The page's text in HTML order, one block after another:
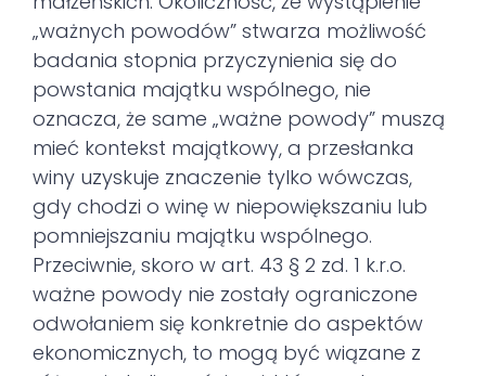
„ważnych powodów” stwarza możliwość
badania stopnia przyczynienia się do
powstania majątku wspólnego, nie
oznacza, że same „ważne powody” muszą
mieć kontekst majątkowy, a przesłanka
winy uzyskuje znaczenie tylko wówczas,
gdy chodzi o winę w niepowiększaniu lub
pomniejszaniu majątku wspólnego.
Przeciwnie, skoro w art. 43 § 2 zd. 1 k.r.o.
ważne powody nie zostały ograniczone
odwołaniem się konkretnie do aspektów
ekonomicznych, to mogą być wiązane z